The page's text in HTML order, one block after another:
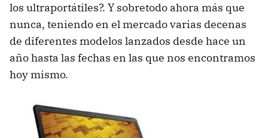
los ultraportátiles?. Y sobretodo ahora más que
nunca, teniendo en el mercado varias decenas
de diferentes modelos lanzados desde hace un
año hasta las fechas en las que nos encontramos
hoy mismo.